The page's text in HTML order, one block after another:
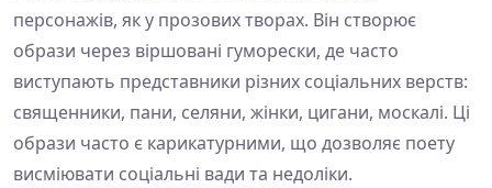
персонажів, як у прозових творах. Він створює
образи через віршовані гуморески, де часто
виступають представники різних соціальних верств:
священники, пани, селяни, жінки, цигани, москалі. Ці
образи часто є карикатурними, що дозволяє поету
висміювати соціальні вади та недоліки.